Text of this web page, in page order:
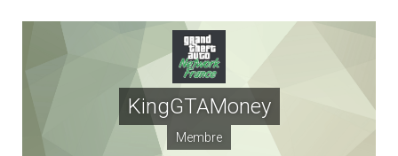
KingGTAMoney
Membre